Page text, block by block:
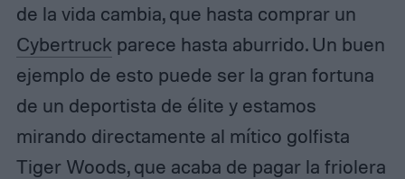
de la vida cambia, que hasta comprar un
Cybertruck parece hasta aburrido. Un buen
ejemplo de esto puede ser la gran fortuna
de un deportista de élite y estamos
mirando directamente al mítico golfista
Tiger Woods, que acaba de pagar la friolera